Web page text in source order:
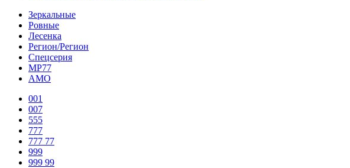
Зеркальные
Ровные
Лесенка
Регион/Регион
Спецсерия
МР77
АМО
001
007
555
777
777 77
999
999 99